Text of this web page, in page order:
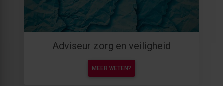
Adviseur zorg en veiligheid
MEER WETEN?